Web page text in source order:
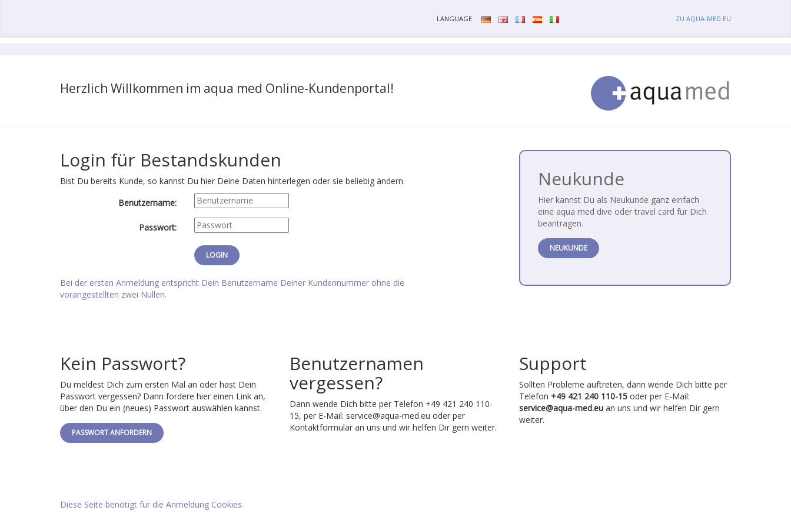
LANGUAGE: ZU AQUA-MED.EU
Herzlich Willkommen im aqua med Online-Kundenportal!
Login für Bestandskunden
Bist Du bereits Kunde, so kannst Du hier Deine Daten hinterlegen oder sie beliebig ändern.
Benutzername:
Passwort:
Bei der ersten Anmeldung entspricht Dein Benutzername Deiner Kundennummer ohne die
vorangestellten zwei Nullen.
Neukunde
Hier kannst Du als Neukunde ganz einfach
eine aqua med dive oder travel card für Dich
beantragen.
NEUKUNDE
Kein Passwort?
Du meldest Dich zum ersten Mal an oder hast Dein
Passwort vergessen? Dann fordere hier einen Link an,
über den Du ein (neues) Passwort auswählen kannst.
PASSWORT ANFORDERN
Benutzernamen
vergessen?
Dann wende Dich bitte per Telefon +49 421 240 110-
15, per E-Mail: service@aqua-med.eu oder per
Kontaktformular an uns und wir helfen Dir gern weiter.
Support
Sollten Probleme auftreten, dann wende Dich bitte per
Telefon +49 421 240 110-15 oder per E-Mail:
service@aqua-med.eu an uns und wir helfen Dir gern
weiter.
Diese Seite benötigt für die Anmeldung Cookies.